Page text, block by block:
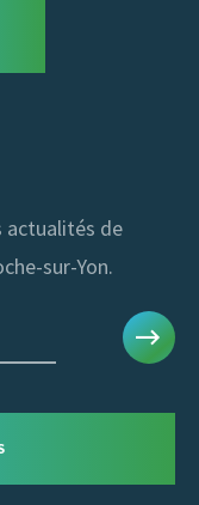
actualités de
sur-Yon.